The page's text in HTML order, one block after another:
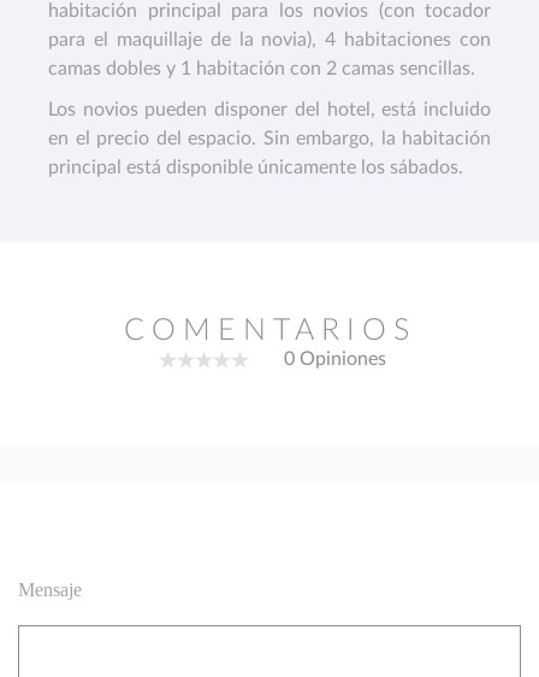
habitación principal para los novios (con tocador
para el maquillaje de la novia), 4 habitaciones con
camas dobles y 1 habitación con 2 camas sencillas.
Los novios pueden disponer del hotel, está incluido
en el precio del espacio. Sin embargo, la habitación
principal está disponible únicamente los sábados.
COMENTARIOS
0 Opiniones
Mensaje